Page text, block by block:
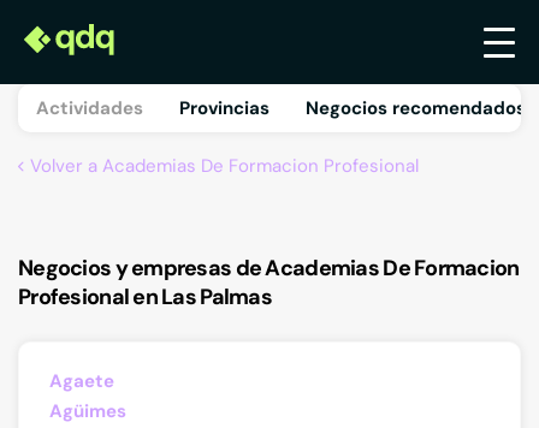
Actividades Provincias Negocios recomendados
Volver a Academias De Formacion Profesional
Negocios y empresas de Academias De Formacion
Profesional en Las Palmas
Agaete
Agüimes